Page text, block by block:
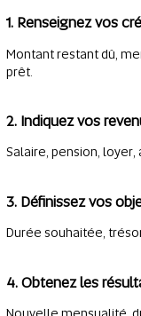
1. Renseignez vos
Montant restant dû,
prêt.
2. Indiquez vos
Salaire, pension,
3. Définissez vos
Durée souhaitée,
4. Obtenez les